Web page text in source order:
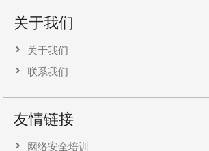
关于我们
关于我们
联系我们
友情链接
网络安全培训